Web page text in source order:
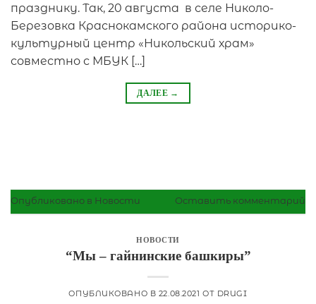
празднику. Так, 20 августа в селе Николо-
Березовка Краснокамского района историко-
культурный центр «Никольский храм»
совместно с МБУК […]
ДАЛЕЕ →
Опубликовано в Новости Оставить комментарий
НОВОСТИ
“Мы – гайнинские башкиры”
ОПУБЛИКОВАНО В 22.08.2021 ОТ DRUGI